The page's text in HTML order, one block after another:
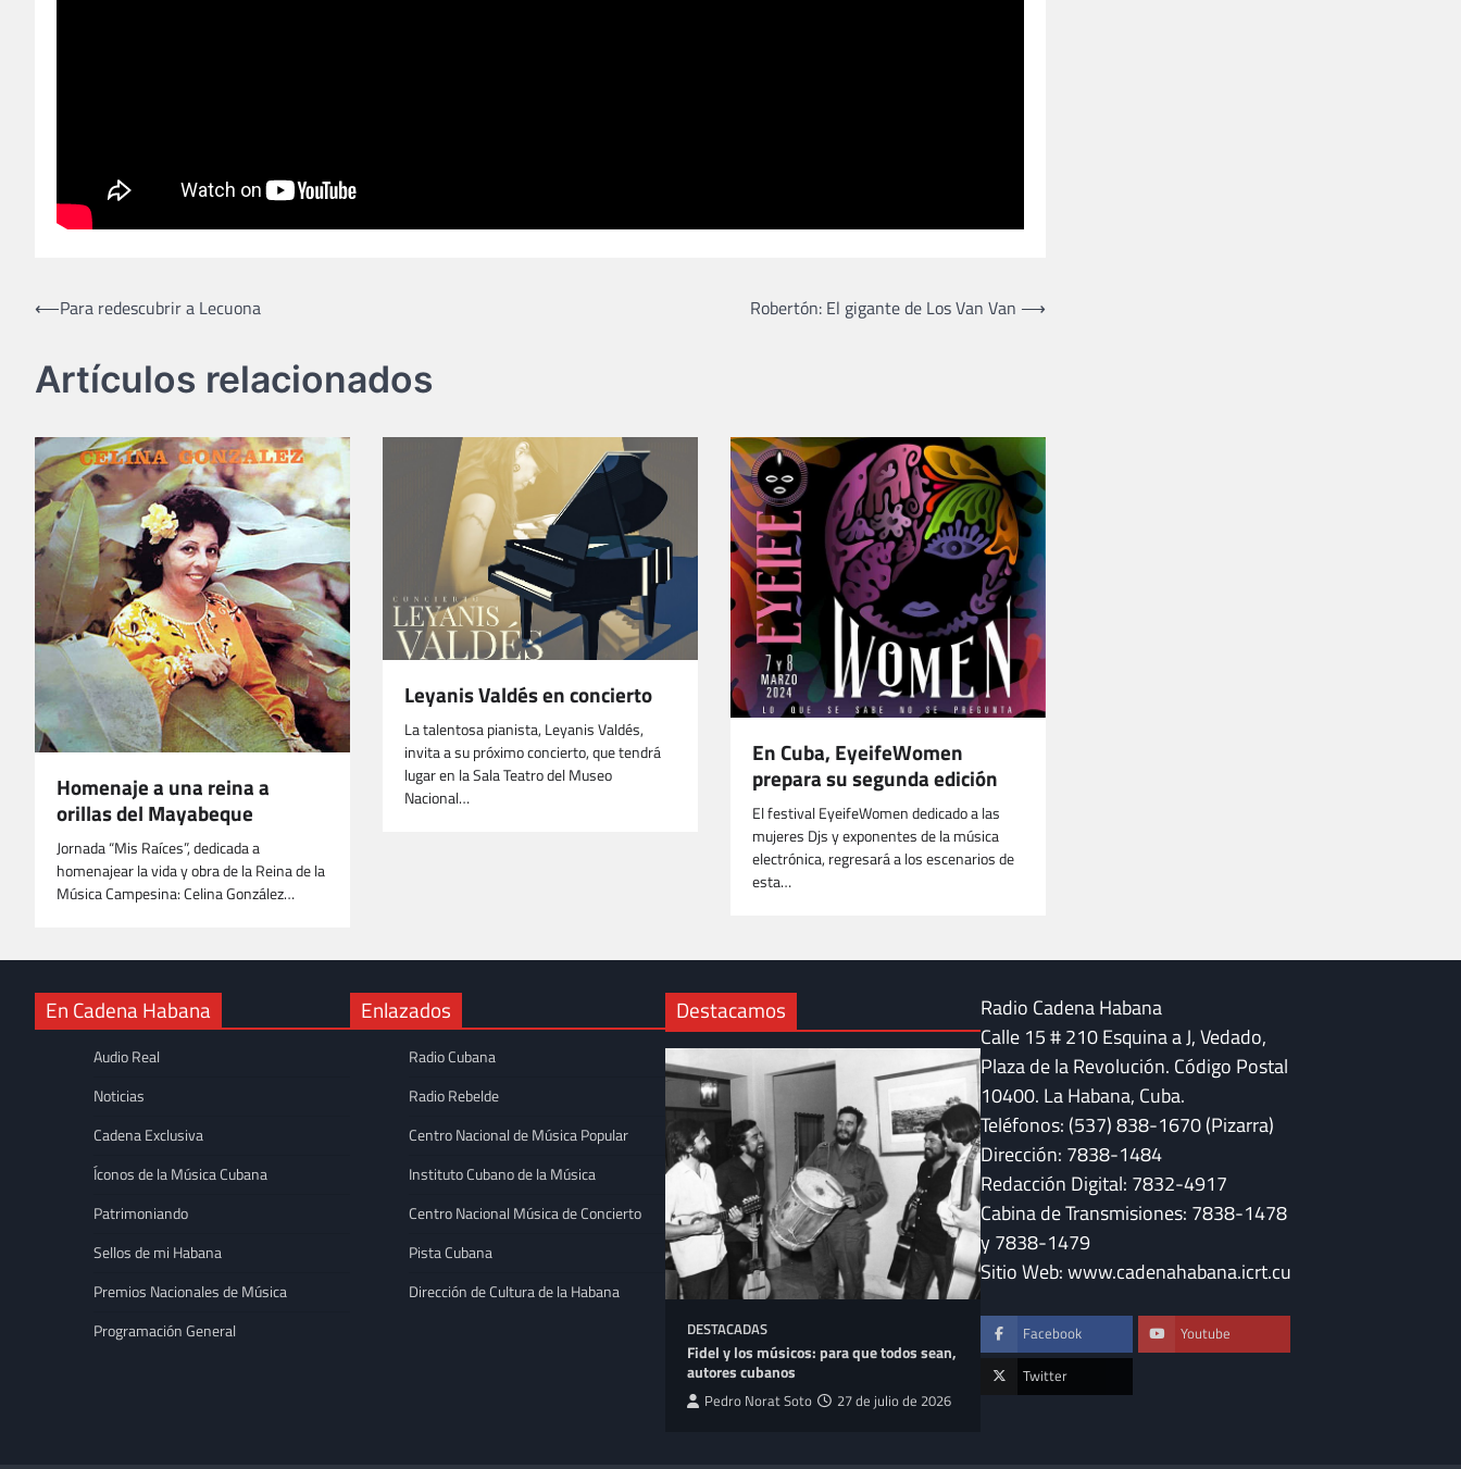
Navegación
entradas
⟵Para redescubrir a Lecuona Robertón: El gigante de Los Van Van ⟶
Artículos relacionados
Homenaje a una reina a
orillas del Mayabeque
Jornada “Mis Raíces”, dedicada a
homenajear la vida y obra de la Reina de la
Música Campesina: Celina González…
Leyanis Valdés en concierto
La talentosa pianista, Leyanis Valdés,
invita a su próximo concierto, que tendrá
lugar en la Sala Teatro del Museo
Nacional…
En Cuba, EyeifeWomen
prepara su segunda edición
El festival EyeifeWomen dedicado a las
mujeres Djs y exponentes de la música
electrónica, regresará a los escenarios de
esta…
En Cadena Habana
Audio Real
Noticias
Cadena Exclusiva
Íconos de la Música Cubana
Patrimoniando
Sellos de mi Habana
Premios Nacionales de Música
Programación General
Enlazados
Radio Cubana
Radio Rebelde
Centro Nacional de Música Popular
Instituto Cubano de la Música
Centro Nacional Música de Concierto
Pista Cubana
Dirección de Cultura de la Habana
Destacamos
DESTACADAS
Fidel y los músicos: para que todos sean,
autores cubanos
Pedro Norat Soto 27 de julio de 2026
DESTACADAS
Fidel Castro y la música que sigue
sonando en Cuba
Radio Cadena Habana
Calle 15 # 210 Esquina a J, Vedado,
Plaza de la Revolución. Código Postal
10400. La Habana, Cuba.
Teléfonos: (537) 838-1670 (Pizarra)
Dirección: 7838-1484
Redacción Digital: 7832-4917
Cabina de Transmisiones: 7838-1478
y 7838-1479
Sitio Web: www.cadenahabana.icrt.cu
Facebook Youtube
Twitter